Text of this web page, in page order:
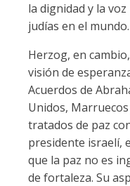
la dignidad y la
judías en el mundo.
Herzog, en
visión de
Acuerdos de
Unidos,
tratados de paz
presidente israelí,
que la paz no es
de fortaleza. Su